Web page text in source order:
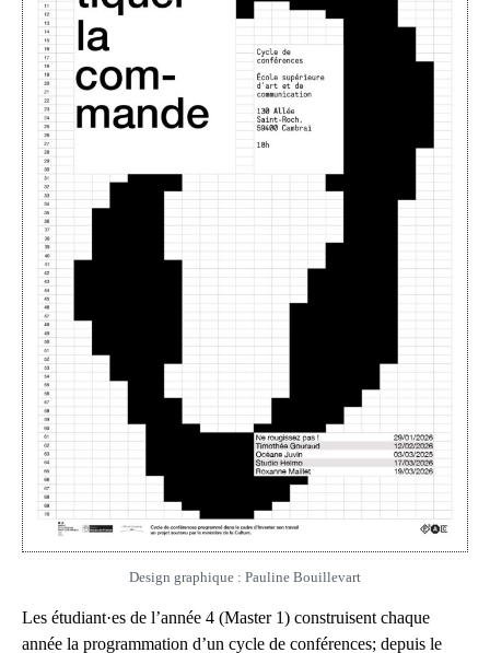
Design graphique : Pauline Bouillevart
Les étudiant·es de l’année 4 (Master 1) construisent chaque
année la programmation d’un cycle de conférences; depuis le